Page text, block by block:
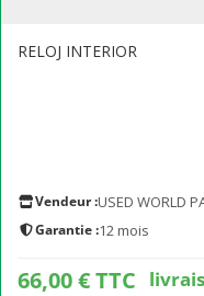
RELOJ INTERIOR
Vendeur :USED WORLD
Garantie :12 mois
66,00 € TTC